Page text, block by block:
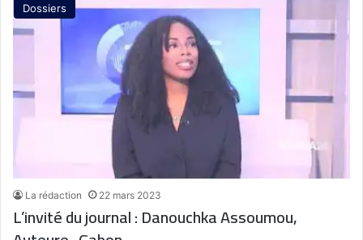
Dossiers
La rédaction 22 mars 2023
L’invité du journal : Danouchka Assoumou,